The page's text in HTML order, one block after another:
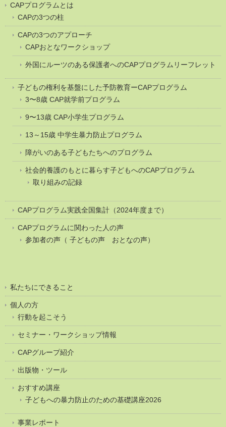
CAPプログラムとは
CAPの3つの柱
CAPの3つのアプローチ
CAPおとなワークショップ
外国にルーツのある保護者へのCAPプログラムリーフレット
子どもの権利を基盤にした予防教育ーCAPプログラム
3〜8歳 CAP就学前プログラム
9〜13歳 CAP小学生プログラム
13～15歳 中学生暴力防止プログラム
障がいのある子どもたちへのプログラム
社会的養護のもとに暮らす子どもへのCAPプログラム
取り組みの記録
CAPプログラム実践全国集計（2024年度まで）
CAPプログラムに関わった人の声
参加者の声（ 子どもの声 おとなの声）
私たちにできること
個人の方
行動を起こそう
セミナー・ワークショップ情報
CAPグループ紹介
出版物・ツール
おすすめ講座
子どもへの暴力防止のための基礎講座2026
事業レポート